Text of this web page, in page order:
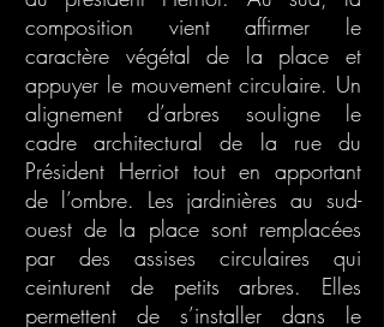
composition vient affirmer le
caractère végétal de la place et
appuyer le mouvement circulaire. Un
alignement d’arbres souligne le
cadre architectural de la rue du
Président Herriot tout en apportant
de l’ombre. Les jardinières au sud-
ouest de la place sont remplacées
par des assises circulaires qui
ceinturent de petits arbres. Elles
permettent de s’installer dans le